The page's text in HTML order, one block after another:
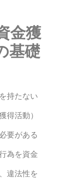
金獲
基礎
持たない
得活動）
要がある
為を資金
違法性を